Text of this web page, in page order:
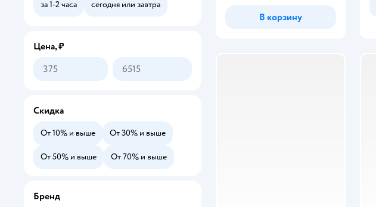
В корзину
за 1-2 часа сегодня или завтра
Цена, ₽
Скидка
От 10% и выше От 30% и выше
От 50% и выше От 70% и выше
Бренд